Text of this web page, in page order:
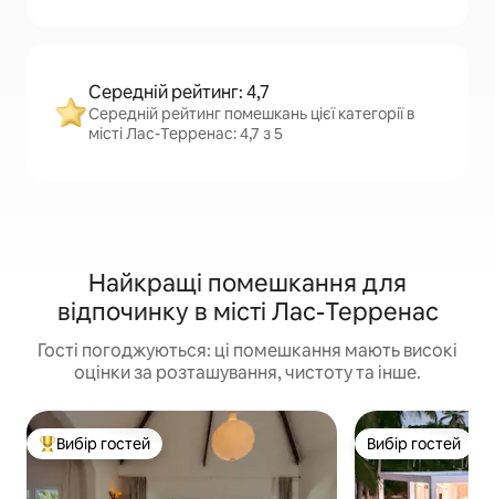
Середній рейтинг: 4,7
Середній рейтинг помешкань цієї категорії в
місті Лас-Терренас: 4,7 з 5
Найкращі помешкання для
відпочинку в місті Лас-Терренас
Гості погоджуються: ці помешкання мають високі
оцінки за розташування, чистоту та інше.
Топ вибір гостей
Вибір гостей Вибір гостей
Вибір гостей